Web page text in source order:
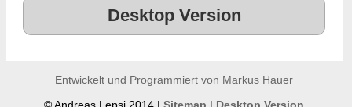
Entwickelt und Programmiert von Markus Hauer